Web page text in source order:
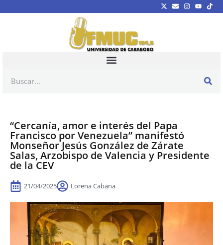
“Cercanía, amor e interés del Papa
Francisco por Venezuela” manifestó
Monseñor Jesús González de Zárate
Salas, Arzobispo de Valencia y Presidente
de la CEV
21/04/2025 Lorena Cabana